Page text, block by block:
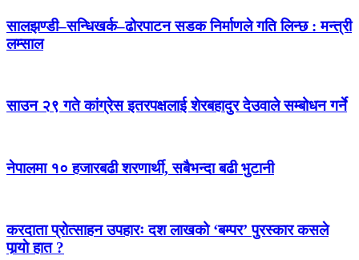
सालझण्डी–सन्धिखर्क–ढोरपाटन सडक निर्माणले गति लिन्छ : मन्त्री
लम्साल
साउन २९ गते कांग्रेस इतरपक्षलाई शेरबहादुर देउवाले सम्बोधन गर्ने
नेपालमा १० हजारबढी शरणार्थी, सबैभन्दा बढी भुटानी
करदाता प्रोत्साहन उपहारः दश लाखको ‘बम्पर’ पुरस्कार कसले
पार्‍याे हात ?